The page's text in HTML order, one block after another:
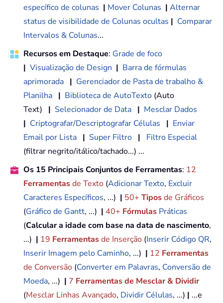
específico de colunas | Mover Colunas | Alternar
status de visibilidade de Colunas ocultas | Comparar
Intervalos & Colunas...
Recursos em Destaque: Grade de foco
| Visualização de Design | Barra de fórmulas
aprimorada | Gerenciador de Pasta de trabalho &
Planilha | Biblioteca de AutoTexto (Auto
Text) | Selecionador de Data | Mesclar Dados
| Criptografar/Descriptografar Células | Enviar
Email por Lista | Super Filtro |
Filtro Especial
(filtrar negrito/itálico/tachado...) ...
Os 15 Principais Conjuntos de Ferramentas: 12
Ferramentasde Texto (Adicionar Texto, Excluir
Caracteres Específicos, ...) | 50+ Tiposde Gráficos
(Gráfico de Gantt, ...) | 40+ Fórmulas Práticas
(Calcular a idade com base na data de nascimento,
...) | 19 Ferramentasde Inserção (Inserir Código QR,
Inserir Imagem pelo Caminho, ...) | 12 Ferramentas
de Conversão (Converter em Palavras, Conversão de
Moeda, ...) | 7 Ferramentas de Mesclar & Dividir
(Mesclar Linhas Avançado, Dividir Células, ...) | ...e